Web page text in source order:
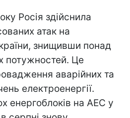
Росія здійснила
атак на
знищивши понад
потужностей. Це
аварійних та
електроенергії.
енергоблоків на АЕС у